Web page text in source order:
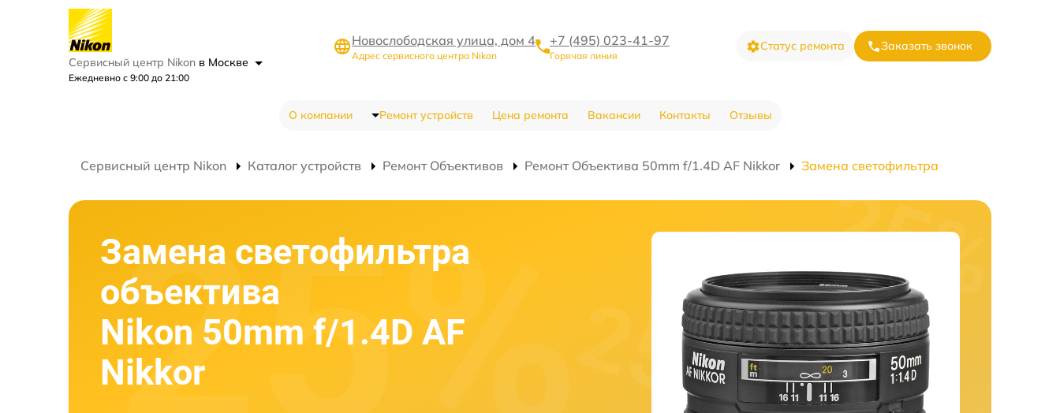
Сервисный центр Nikon в Москве
Ежедневно с 9:00 до 21:00
Новослободская улица, дом 4
Адрес сервисного центра Nikon
+7 (495) 023-41-97
Горячая линия
Статус ремонта Заказать звонок
О компании Ремонт устройств Цена ремонта Вакансии Контакты Отзывы
Сервисный центр Nikon Каталог устройств Ремонт Объективов Ремонт Объектива 50mm f/1.4D AF Nikkor Замена светофильтра
Замена светофильтра
объектива
Nikon 50mm f/1.4D AF
Nikkor